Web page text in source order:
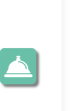
la
tutti i tuoi
è un ottimo
sempre,